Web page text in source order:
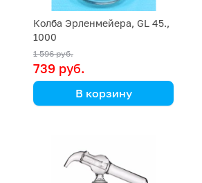
Колба Эрленмейера, GL 45.,
1000
1 596 руб.
739 руб.
В корзину
941 940) (Simax)